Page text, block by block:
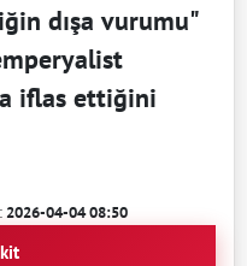
dışa vurumu"
iflas ettiğini
2026-04-04 08:50